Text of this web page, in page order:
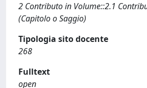
2 Contributo in Volume::2.1
(Capitolo o Saggio)
Tipologia sito docente
268
Fulltext
open